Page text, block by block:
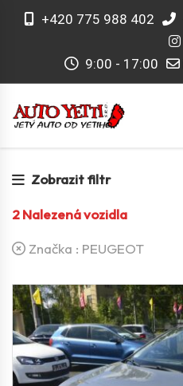
+420 775 988 402
9:00 - 17:00
Zobrazit filtr
2Nalezená vozidla
Značka : PEUGEOT